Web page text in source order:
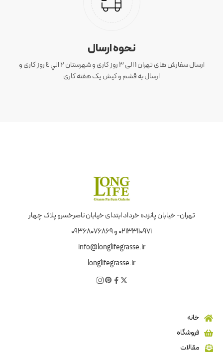
نحوه ارسال
ارسال سفارش های تهران 1 الی 3 روز کاری و شهرستان ٢ الي ٤ روز کاری و
ارسال به قشم و کیش یک هفته کاری
تهران- خیابان پانزده خرداد ابتدای خیابان ناصرخسرو پلاک چهار
02133110971 و 09368076869
info@longlifegrasse.ir
longlifegrasse.ir
خانه
فروشگاه
مقالات